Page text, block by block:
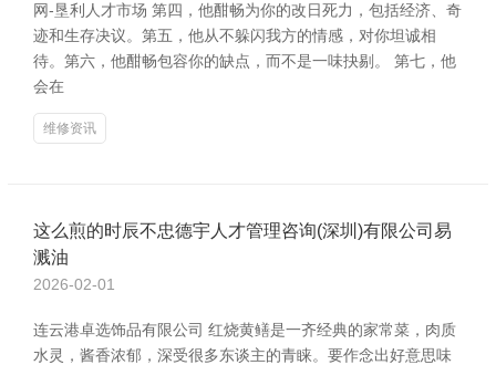
网-垦利人才市场 第四，他酣畅为你的改日死力，包括经济、奇
迹和生存决议。第五，他从不躲闪我方的情感，对你坦诚相
待。第六，他酣畅包容你的缺点，而不是一味抉剔。 第七，他
会在
维修资讯
这么煎的时辰不忠德宇人才管理咨询(深圳)有限公司易
溅油
2026-02-01
连云港卓选饰品有限公司 红烧黄鳝是一齐经典的家常菜，肉质
水灵，酱香浓郁，深受很多东谈主的青睐。要作念出好意思味